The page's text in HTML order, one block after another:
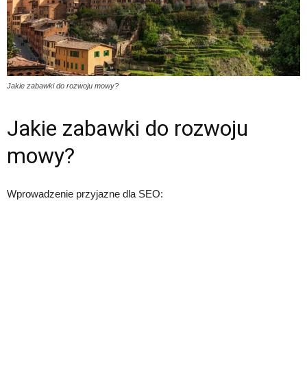
Jakie zabawki do rozwoju mowy?
Jakie zabawki do rozwoju
mowy?
Wprowadzenie przyjazne dla SEO: